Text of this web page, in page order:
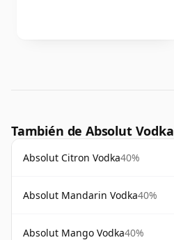
También de Absolut Vodka
Absolut Citron Vodka40%
Absolut Mandarin Vodka40%
Absolut Mango Vodka40%